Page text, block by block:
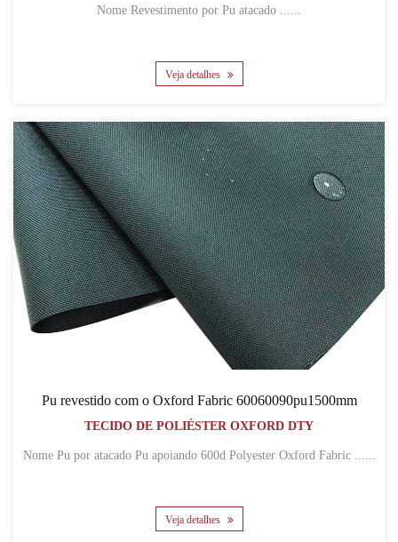
Nome Revestimento por Pu atacado ......
Veja detalhes
Pu revestido com o Oxford Fabric 60060090pu1500mm
TECIDO DE POLIÉSTER OXFORD DTY
Nome Pu por atacado Pu apoiando 600d Polyester Oxford Fabric ......
Veja detalhes